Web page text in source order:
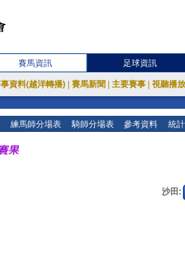
賽馬資訊 足球資訊
資料(越洋轉播) 賽馬新聞 主要賽事 視聽播
練馬師分場表 騎師分場表 參考資料 統
沙田: